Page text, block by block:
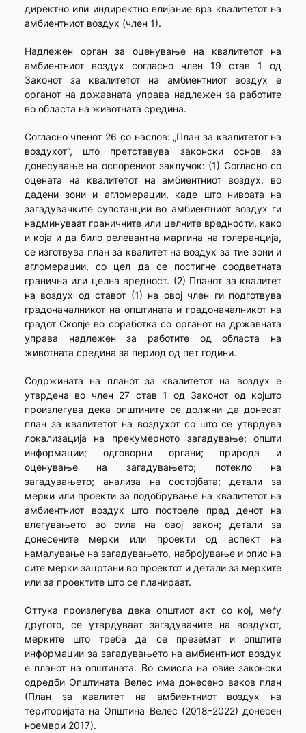
директно или индиректно влијание врз квалитетот на
амбиентниот воздух (член 1).
Надлежен орган за оценување на квалитетот на
амбиентниот воздух согласно член 19 став 1 од
Законот за квалитетот на амбиентниот воздух е
органот на државната управа надлежен за работите
во областа на животната средина.
Согласно членот 26 со наслов: „План за квалитетот на
воздухот“, што претставува законски основ за
донесување на оспорениот заклучок: (1) Согласно со
оцената на квалитетот на амбиентниот воздух, во
дадени зони и агломерации, каде што нивоата на
загадувачките супстанции во амбиентниот воздух ги
надминуваат граничните или целните вредности, како
и која и да било релевантна маргина на толеранција,
се изготвува план за квалитет на воздух за тие зони и
агломерации, со цел да се постигне соодветната
гранична или целна вредност. (2) Планот за квалитет
на воздух од ставот (1) на овој член ги подготвува
градоначалникот на општината и градоначалникот на
градот Скопје во соработка со органот на државната
управа надлежен за работите од областа на
животната средина за период од пет години.
Содржината на планот за квалитетот на воздух е
утврдена во член 27 став 1 од Законот од којшто
произлегува дека општините се должни да донесат
план за квалитетот на воздухот со што се утврдува
локализација на прекумерното загадување; општи
информации; одговорни органи; природа и
оценување на загадувањето; потекло на
загадувањето; анализа на состојбата; детали за
мерки или проекти за подобрување на квалитетот на
амбиентниот воздух што постоеле пред денот на
влегувањето во сила на овој закон; детали за
донесените мерки или проекти од аспект на
намалување на загадувањето, набројување и опис на
сите мерки зацртани во проектот и детали за мерките
или за проектите што се планираат.
Оттука произлегува дека општиот акт со кој, меѓу
другото, се утврдуваат загадувачите на воздухот,
мерките што треба да се преземат и општите
информации за загадувањето на амбиентниот воздух
е планот на општината. Во смисла на овие законски
одредби Општината Велес има донесено ваков план
(План за квалитет на амбиентниот воздух на
територијата на Општина Велес (2018–2022) донесен
ноември 2017).